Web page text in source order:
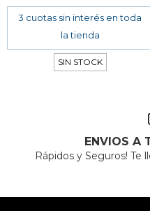
SIN STOCK
ENVIOS A
Rápidos y Seguros! Te